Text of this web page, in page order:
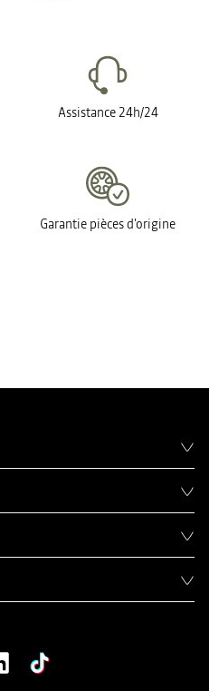
Assistance 24h/24
Garantie pièces d'origine